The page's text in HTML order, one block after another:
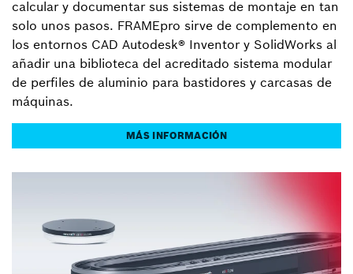
calcular y documentar sus sistemas de montaje en tan
solo unos pasos. FRAMEpro sirve de complemento en
los entornos CAD Autodesk® Inventor y SolidWorks al
añadir una biblioteca del acreditado sistema modular
de perfiles de aluminio para bastidores y carcasas de
máquinas.
MÁS INFORMACIÓN